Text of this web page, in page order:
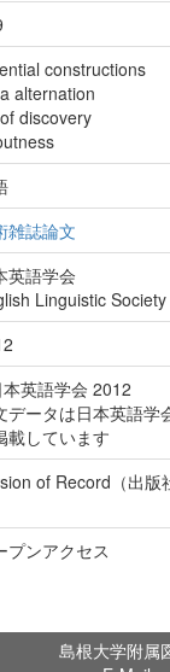
constructions
alternation
discovery
雑誌論文
英語学会
Linguistic
英語学会 2012
データは日本英語学
載しています
of Record（出版
プンアクセス
島根大学附